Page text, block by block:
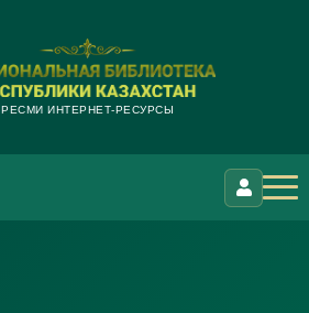
РЕСМИ ИНТЕРНЕТ-РЕСУРСЫ